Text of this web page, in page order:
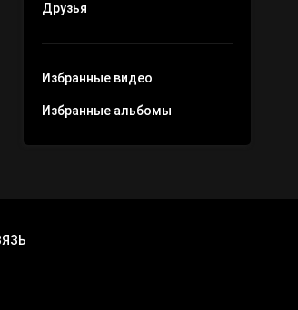
Друзья
Избранные видео
Избранные альбомы